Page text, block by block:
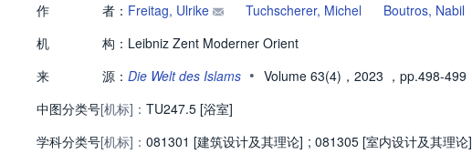
作 者： Freitag, Ulrike Tuchscherer, Michel
Boutros, Nabil
机
构： Leibniz Zent Moderner Orient
来
源： Die Welt des Islams • Volume 63(4)，2023 ，pp.498-499
中图分类号[机标]： TU247.5 [浴室]
学科分类号[机标]： 081301 [建筑设计及其理论] ; 081305 [室内设计及其理论]